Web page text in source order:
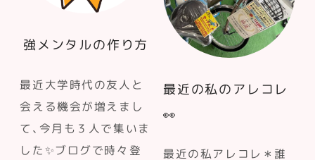
強メンタルの作り方
最近大学時代の友人と
会える機会が増えまし
て、今月も３人で集いま
した✨ブログで時々登
最近の私のアレコレ
👀
最近の私アレコレ＊誰